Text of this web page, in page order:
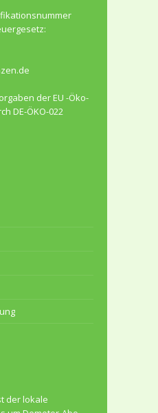
der EU -Öko-
DE-ÖKO-022
der lokale